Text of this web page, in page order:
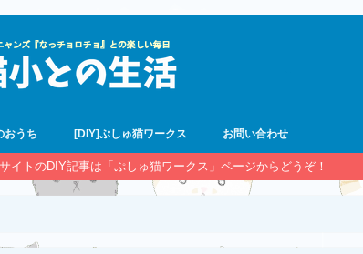
おうち [DIY]ぷしゅ猫ワークス お問い合わせ
トのDIY記事は「ぷしゅ猫ワークス」ページからどうぞ！